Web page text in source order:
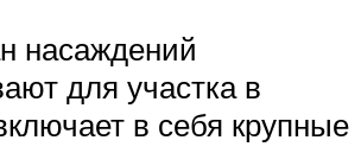
насаждений
для участка в
в себя крупные